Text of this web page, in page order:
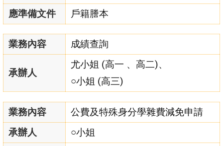
應準備文件
戶籍謄本
業務內容 成績查詢
承辦人
尤小姐 (高一 、高二)、
○小姐 (高三)
業務內容
公費及特殊身分學雜費減免申請
承辦人
○小姐